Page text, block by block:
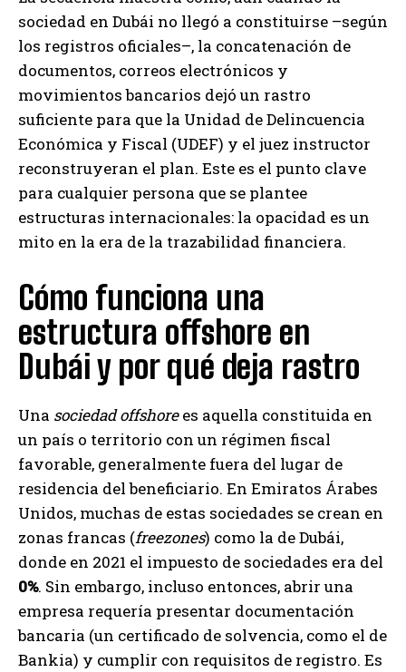
sociedad en Dubái no llegó a constituirse –según
los registros oficiales–, la concatenación de
documentos, correos electrónicos y
movimientos bancarios dejó un rastro
suficiente para que la Unidad de Delincuencia
Económica y Fiscal (UDEF) y el juez instructor
reconstruyeran el plan. Este es el punto clave
para cualquier persona que se plantee
estructuras internacionales: la opacidad es un
mito en la era de la trazabilidad financiera.
Cómo funciona una
estructura offshore en
Dubái y por qué deja rastro
Una sociedad offshorees aquella constituida en
un país o territorio con un régimen fiscal
favorable, generalmente fuera del lugar de
residencia del beneficiario. En Emiratos Árabes
Unidos, muchas de estas sociedades se crean en
zonas francas (freezones) como la de Dubái,
donde en 2021 el impuesto de sociedades era del
0%. Sin embargo, incluso entonces, abrir una
empresa requería presentar documentación
bancaria (un certificado de solvencia, como el de
Bankia) y cumplir con requisitos de registro. Es